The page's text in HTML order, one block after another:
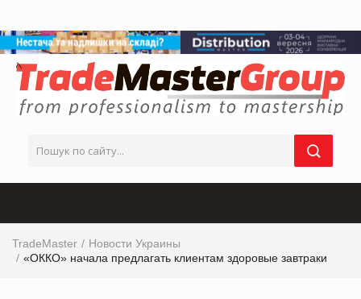
TradeMaster
Новости Украины
«ОККО» начала предлагать клиентам здоровые завтраки